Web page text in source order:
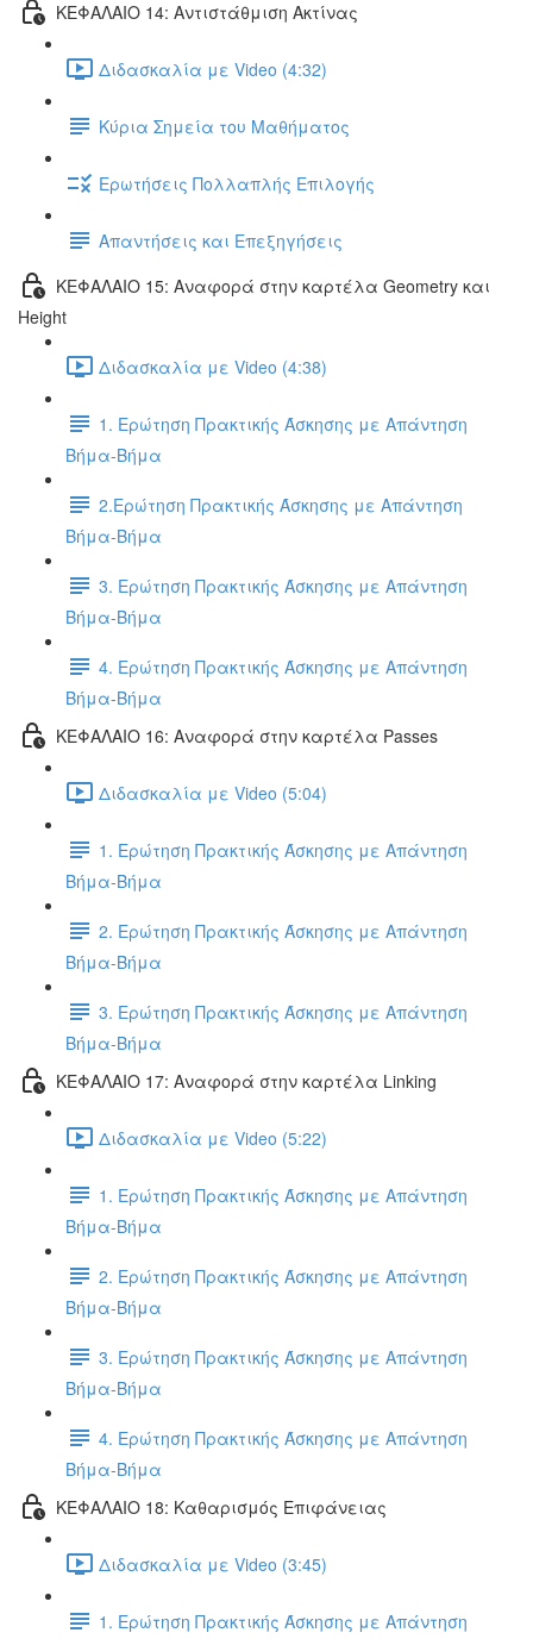
ΚΕΦΑΛΑΙΟ 14: Αντιστάθμιση Ακτίνας
Διδασκαλία με Video (4:32)
Κύρια Σημεία του Μαθήματος
Ερωτήσεις Πολλαπλής Επιλογής
Απαντήσεις και Επεξηγήσεις
ΚΕΦΑΛΑΙΟ 15: Αναφορά στην καρτέλα Geometry και
Height
Διδασκαλία με Video (4:38)
1. Ερώτηση Πρακτικής Άσκησης με Απάντηση
Βήμα-Βήμα
2.Ερώτηση Πρακτικής Άσκησης με Απάντηση
Βήμα-Βήμα
3. Ερώτηση Πρακτικής Άσκησης με Απάντηση
Βήμα-Βήμα
4. Ερώτηση Πρακτικής Άσκησης με Απάντηση
Βήμα-Βήμα
ΚΕΦΑΛΑΙΟ 16: Αναφορά στην καρτέλα Passes
Διδασκαλία με Video (5:04)
1. Ερώτηση Πρακτικής Άσκησης με Απάντηση
Βήμα-Βήμα
2. Ερώτηση Πρακτικής Άσκησης με Απάντηση
Βήμα-Βήμα
3. Ερώτηση Πρακτικής Άσκησης με Απάντηση
Βήμα-Βήμα
ΚΕΦΑΛΑΙΟ 17: Αναφορά στην καρτέλα Linking
Διδασκαλία με Video (5:22)
1. Ερώτηση Πρακτικής Άσκησης με Απάντηση
Βήμα-Βήμα
2. Ερώτηση Πρακτικής Άσκησης με Απάντηση
Βήμα-Βήμα
3. Ερώτηση Πρακτικής Άσκησης με Απάντηση
Βήμα-Βήμα
4. Ερώτηση Πρακτικής Άσκησης με Απάντηση
Βήμα-Βήμα
ΚΕΦΑΛΑΙΟ 18: Καθαρισμός Επιφάνειας
Διδασκαλία με Video (3:45)
1. Ερώτηση Πρακτικής Άσκησης με Απάντηση